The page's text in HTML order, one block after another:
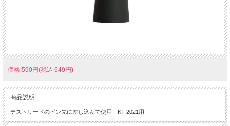
価格:590円(税込 649円)
商品説明
テストリードのピン先に差し込んで使用 KT-2021用